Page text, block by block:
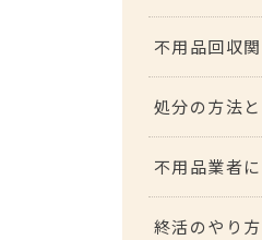
不用品回収
処分の方法
不用品業者
終活のやり方